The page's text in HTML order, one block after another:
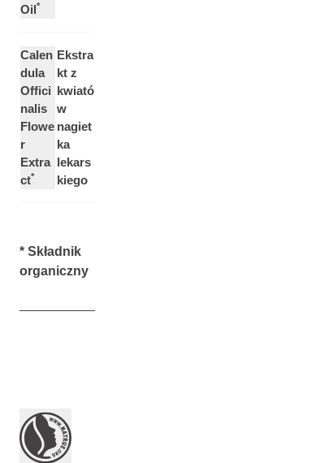
Oil*
Calen
dula
Offici
nalis
Flowe
r
Extra
ct*
Ekstra
kt z
kwiató
w
nagiet
ka
lekars
kiego
* Składnik
organiczny